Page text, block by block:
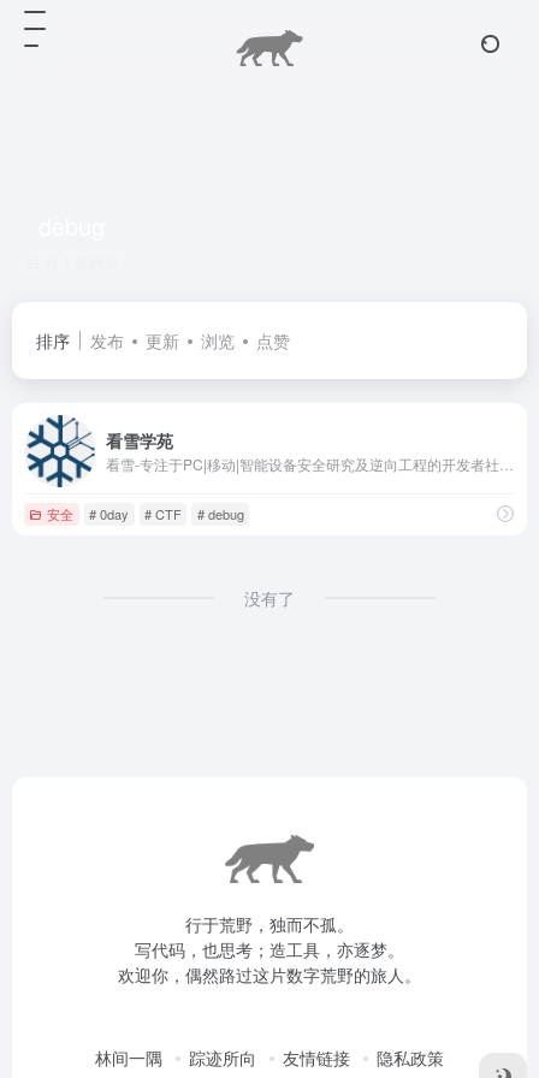
排序 发布 更新 浏览 点赞
看雪学苑
安全 # 0day # CTF # debug
没有了
行于荒野，独而不孤。
写代码，也思考；造工具，亦逐梦。
欢迎你，偶然路过这片数字荒野的旅人。
林间一隅 踪迹所向 友情链接 隐私政策